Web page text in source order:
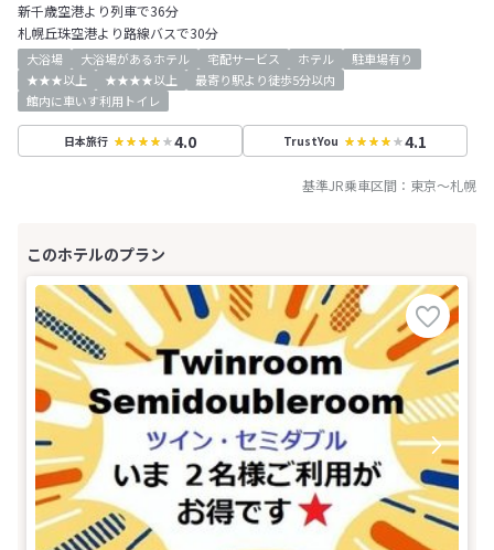
新千歳空港より列車で36分
札幌丘珠空港より路線バスで30分
大浴場 大浴場があるホテル 宅配サービス ホテル
駐車場有り
★★★以上
★★★★以上
最寄り駅より徒歩5分以内
館内に車いす利用トイレ
日本旅行 4.0 TrustYou 4.1
基準JR乗車区間： 東京～札幌